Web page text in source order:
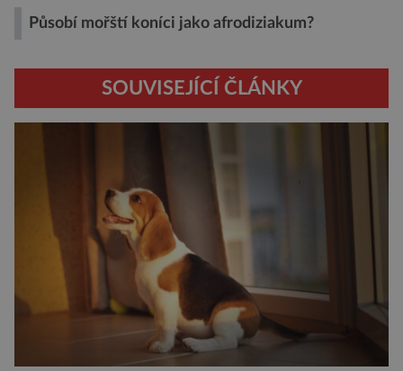
Působí mořští koníci jako afrodiziakum?
SOUVISEJÍCÍ ČLÁNKY